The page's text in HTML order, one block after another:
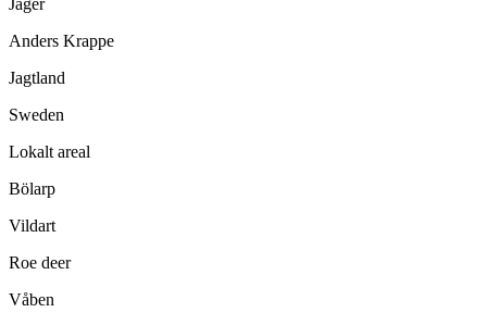
Anders Krappe
Jagtland
Sweden
Lokalt areal
Bölarp
Vildart
Roe deer
Våben